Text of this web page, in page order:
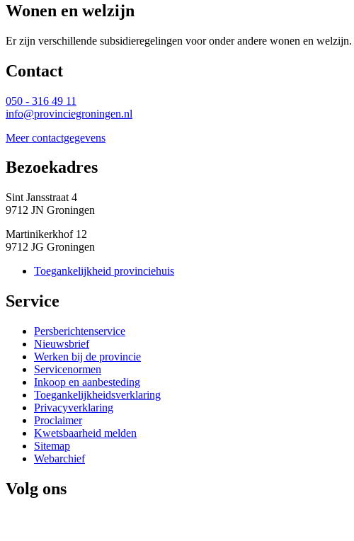
Wonen en welzijn
Er zijn verschillende subsidieregelingen voor onder andere wonen en welzijn.
Contact
050 - 316 49 11
info@provinciegroningen.nl
Meer contactgegevens
Bezoekadres
Sint Jansstraat 4
9712 JN Groningen
Martinikerkhof 12
9712 JG Groningen
Toegankelijkheid provinciehuis
Service
Persberichtenservice
Nieuwsbrief
Werken bij de provincie
Servicenormen
Inkoop en aanbesteding
Toegankelijkheidsverklaring
Privacyverklaring
Proclaimer
Kwetsbaarheid melden
Sitemap
Webarchief
Volg ons